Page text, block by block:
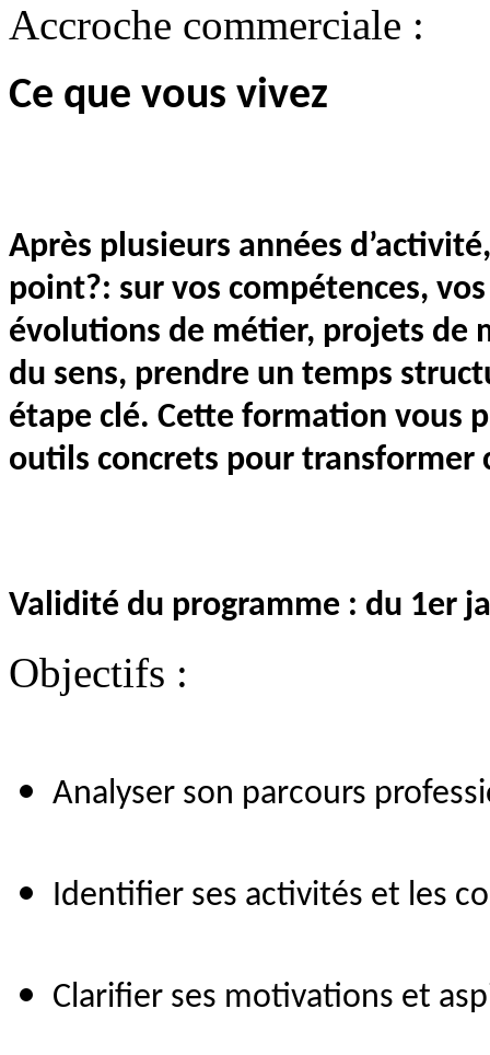
Accroche commerciale :
Ce que vous vivez
Après plusieurs années
point?: sur vos compétences,
évolutions de métier, projets de
du sens, prendre un temps
étape clé. Cette formation vous
outils concrets pour transformer
Validité du programme : du 1er
Objectifs :
Analyser son parcours
Identifier ses activités et les
Clarifier ses motivations et